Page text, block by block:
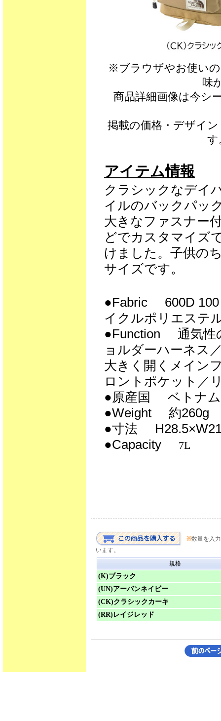
※ブラウザやお使い
味
商品詳細画像は今シ
掲載の価格・デザイ
す
アイテム情報
クラシックなデイ
イルのバックパッ
大きなファスナー
どでカスタマイズ
けました。子供の
サイズです。
●Fabric 600D
イクルポリエステ
●Function 通気性
ョルダーハーネス
大きく開くメイン
ロントポケット／
●原産国 ベトナム
●Weight
約260g
●寸法
●Capacity 7L
※数量を入
います。
規格
(K)ブラック
(UN)アーバンネイビー
(CK)クラシックカーキ
(RR)レイジレッド